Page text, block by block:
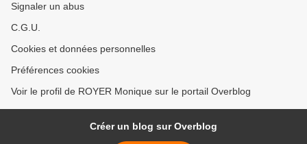
Signaler un abus
C.G.U.
Cookies et données personnelles
Préférences cookies
Voir le profil de ROYER Monique sur le portail Overblog
Créer un blog sur Overblog